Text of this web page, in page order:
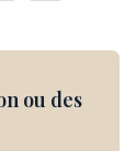
ou des